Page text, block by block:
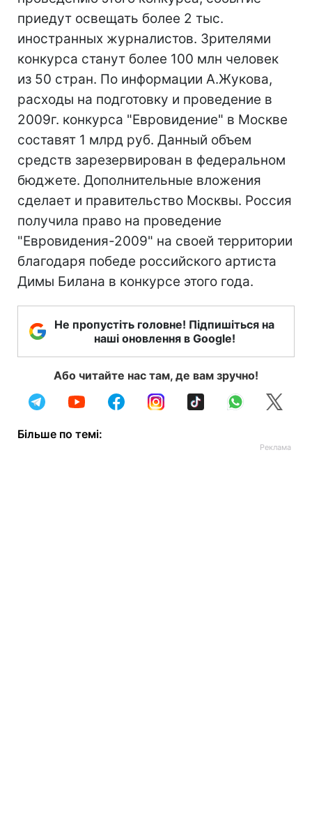
приедут освещать более 2 тыс.
иностранных журналистов. Зрителями
конкурса станут более 100 млн человек
из 50 стран. По информации А.Жукова,
расходы на подготовку и проведение в
2009г. конкурса "Евровидение" в Москве
составят 1 млрд руб. Данный объем
средств зарезервирован в федеральном
бюджете. Дополнительные вложения
сделает и правительство Москвы. Россия
получила право на проведение
"Евровидения-2009" на своей территории
благодаря победе российского артиста
Димы Билана в конкурсе этого года.
Не пропустіть головне! Підпишіться на
наші оновлення в Google!
Або читайте нас там, де вам зручно!
Більше по темі: